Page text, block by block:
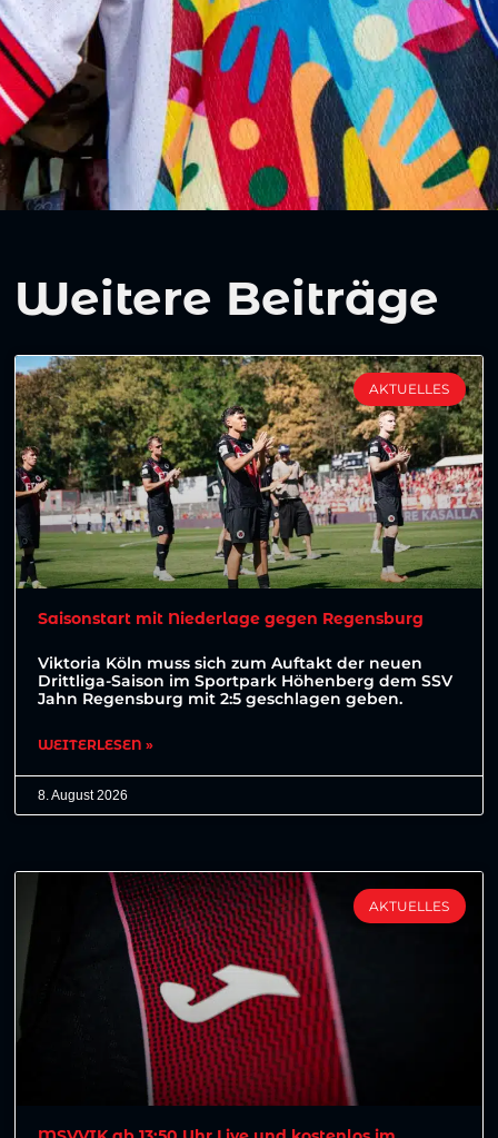
Weitere Beiträge
AKTUELLES
Saisonstart mit Niederlage gegen Regensburg
Viktoria Köln muss sich zum Auftakt der neuen
Drittliga-Saison im Sportpark Höhenberg dem SSV
Jahn Regensburg mit 2:5 geschlagen geben.
WEITERLESEN »
8. August 2026
AKTUELLES